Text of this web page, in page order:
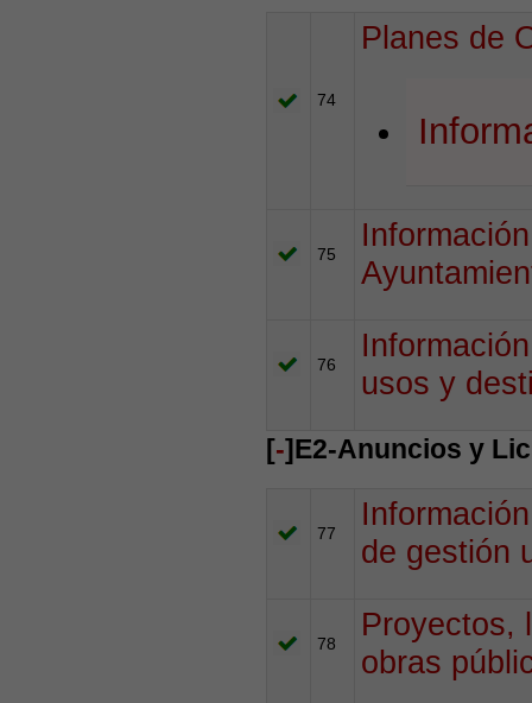
74
Planes de
75
76
usos y
[-]E2-Anuncios y
77
de gestión
78
Proyectos,
obras